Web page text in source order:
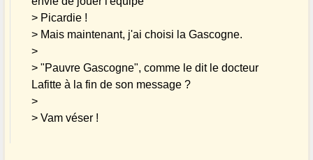
> Picardie !
> Mais maintenant, j'ai choisi la Gascogne.
>
> "Pauvre Gascogne", comme le dit le docteur
Lafitte à la fin de son message ?
>
> Vam véser !